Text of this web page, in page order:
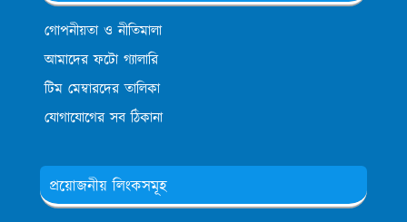
গোপনীয়তা ও নীতিমালা
আমাদের ফটো গ্যালারি
টিম মেম্বারদের তালিকা
যোগাযোগের সব ঠিকানা
প্রয়োজনীয় লিংকসমূহ